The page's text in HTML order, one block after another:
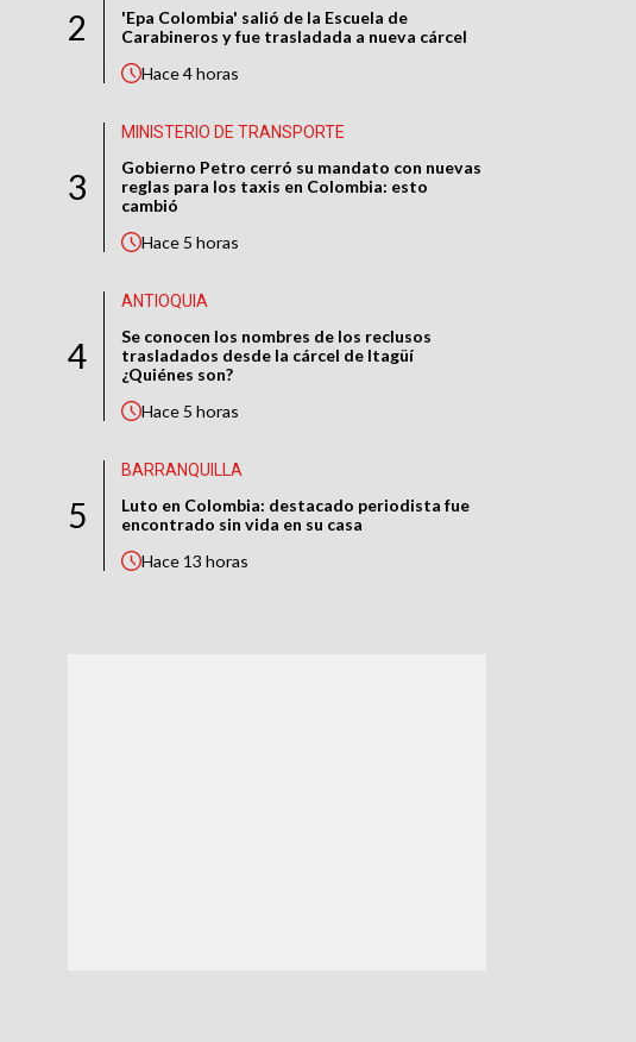
2
'Epa Colombia' salió de la Escuela de
Carabineros y fue trasladada a nueva cárcel
Hace4 horas
3
MINISTERIO DE TRANSPORTE
Gobierno Petro cerró su mandato con nuevas
reglas para los taxis en Colombia: esto
cambió
Hace 5 horas
4
ANTIOQUIA
Se conocen los nombres de los reclusos
trasladados desde la cárcel de Itagüí
¿Quiénes son?
Hace 5 horas
5
BARRANQUILLA
Luto en Colombia: destacado periodista fue
encontrado sin vida en su casa
Hace 13 horas